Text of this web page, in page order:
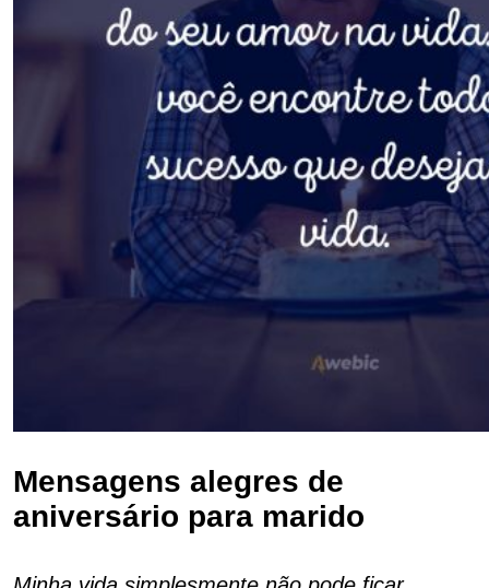
Mensagens alegres de
aniversário para marido